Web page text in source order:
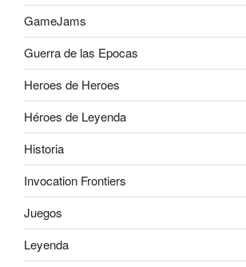
GameJams
Guerra de las Epocas
Heroes de Heroes
Héroes de Leyenda
Historia
Invocation Frontiers
Juegos
Leyenda